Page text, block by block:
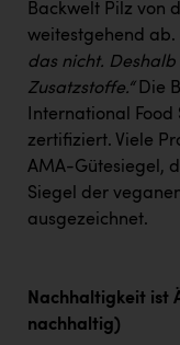
Backwelt Pilz von
weitestgehend ab.
das nicht.
Zusatzstoffe.“Die
International Food
zertifiziert. Viele
AMA-Gütesiegel,
Siegel der
ausgezeichnet.
Nachhaltigkeit ist
nachhaltig)